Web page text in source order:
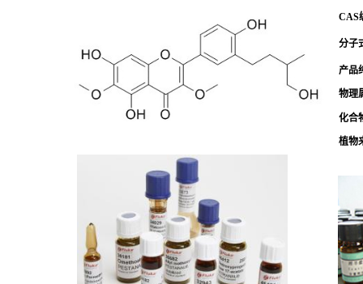
CAS
分子
产品
物理
化合
植物